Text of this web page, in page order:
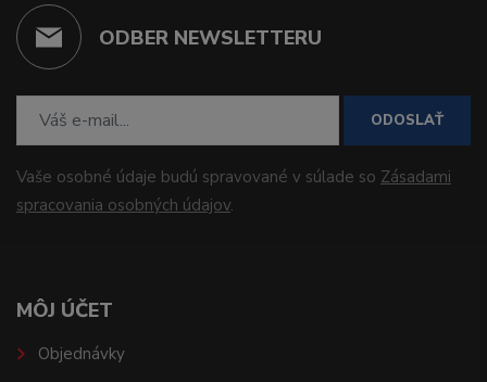
ODBER NEWSLETTERU
ODOSLAŤ
Vaše osobné údaje budú spravované v súlade so Zásadami
spracovania osobných údajov.
MÔJ ÚČET
Objednávky